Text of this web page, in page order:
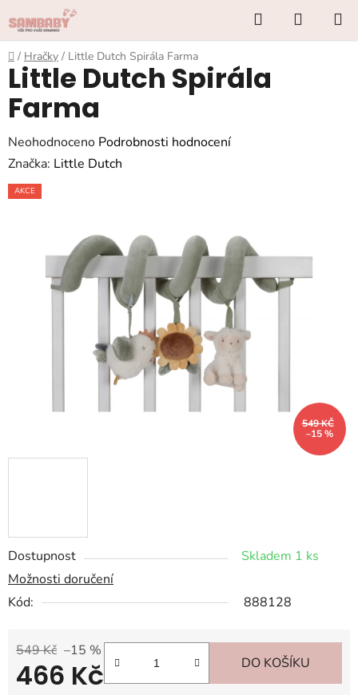
na
obsah
Hledat
KOŠÍK
Domů
/ Hračky / Little Dutch Spirála Farma
Dostupnost
Skladem 1 ks
Možnosti doručení
Kód:
888128
549 Kč –15 %
466 Kč DO KOŠÍKU
Little Dutch Spirála
Farma
Průměrné
hodnocení
produktu
hvězdiček.
Neohodnoceno Podrobnosti hodnocení
Značka: Little Dutch
AKCE
549 KČ
–15 %